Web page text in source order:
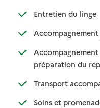
Entretien du linge
:: non
préparation du :
:
Transport
Soins et